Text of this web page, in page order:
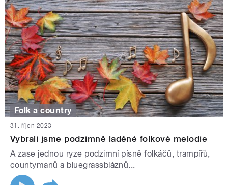
Folk a country
31. říjen 2023
Vybrali jsme podzimně laděné folkové melodie
A zase jednou ryze podzimní písně folkáčů, trampířů,
countymanů a bluegrassbláznů...